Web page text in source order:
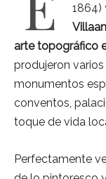
1864)
arte topográfico
produjeron
monumentos
conventos,
toque de vida
Perfectamente